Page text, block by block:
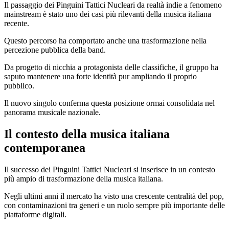
Il passaggio dei Pinguini Tattici Nucleari da realtà indie a fenomeno
mainstream è stato uno dei casi più rilevanti della musica italiana
recente.
Questo percorso ha comportato anche una trasformazione nella
percezione pubblica della band.
Da progetto di nicchia a protagonista delle classifiche, il gruppo ha
saputo mantenere una forte identità pur ampliando il proprio
pubblico.
Il nuovo singolo conferma questa posizione ormai consolidata nel
panorama musicale nazionale.
Il contesto della musica italiana
contemporanea
Il successo dei Pinguini Tattici Nucleari si inserisce in un contesto
più ampio di trasformazione della musica italiana.
Negli ultimi anni il mercato ha visto una crescente centralità del pop,
con contaminazioni tra generi e un ruolo sempre più importante delle
piattaforme digitali.